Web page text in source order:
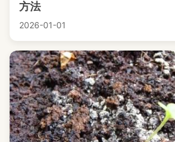
方法
2026-01-01